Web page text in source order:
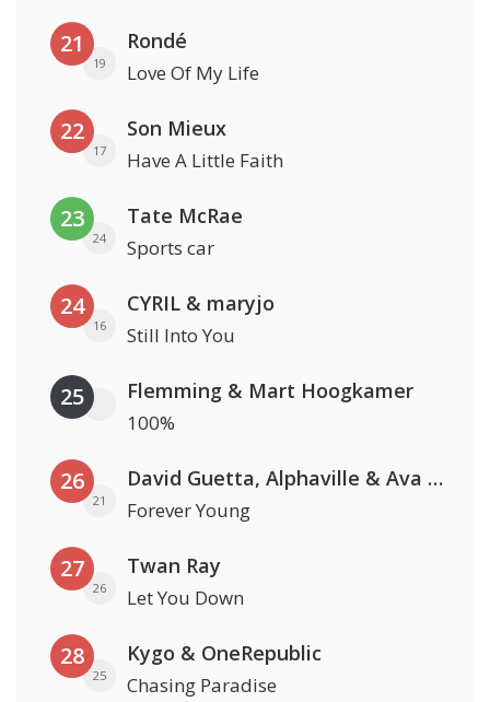
21
19
Rondé
Love Of My Life
22
17
Son Mieux
Have A Little Faith
23
24
Tate McRae
Sports car
24
16
CYRIL & maryjo
Still Into You
25 Flemming & Mart Hoogkamer
100%
26
21
David Guetta, Alphaville & Ava Max
Forever Young
27
26
Twan Ray
Let You Down
28
25
Kygo & OneRepublic
Chasing Paradise